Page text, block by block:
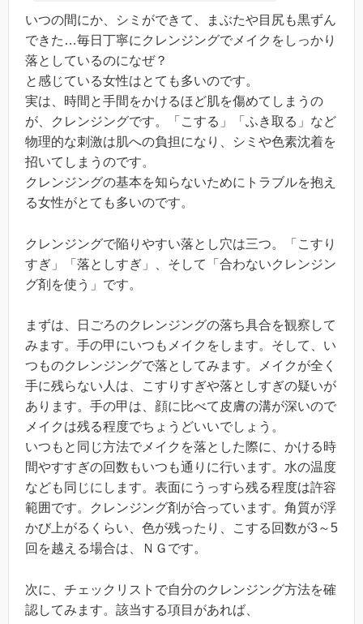
いつの間にか、シミができて、まぶたや目尻も黒ずん
できた…毎日丁寧にクレンジングでメイクをしっかり
落としているのになぜ？
と感じている女性はとても多いのです。
実は、時間と手間をかけるほど肌を傷めてしまうの
が、クレンジングです。「こする」「ふき取る」など
物理的な刺激は肌への負担になり、シミや色素沈着を
招いてしまうのです。
クレンジングの基本を知らないためにトラブルを抱え
る女性がとても多いのです。
クレンジングで陥りやすい落とし穴は三つ。「こすり
すぎ」「落としすぎ」、そして「合わないクレンジン
グ剤を使う」です。
まずは、日ごろのクレンジングの落ち具合を観察して
みます。手の甲にいつもメイクをします。そして、い
つものクレンジングで落としてみます。メイクが全く
手に残らない人は、こすりすぎや落としすぎの疑いが
あります。手の甲は、顔に比べて皮膚の溝が深いので
メイクは残る程度でちょうどいいでしょう。
いつもと同じ方法でメイクを落とした際に、かける時
間やすすぎの回数もいつも通りに行います。水の温度
なども同じにします。表面にうっすら残る程度は許容
範囲です。クレンジング剤が合っています。角質が浮
かび上がるくらい、色が残ったり、こする回数が3～5
回を越える場合は、ＮＧです。
次に、チェックリストで自分のクレンジング方法を確
認してみます。該当する項目があれば、